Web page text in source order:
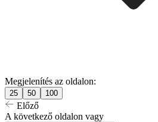
Megjelenítés az oldalon:
25 50 100
Előző
A következő oldalon vagy